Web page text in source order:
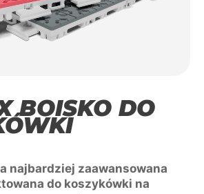
BOISKO DO
najbardziej zaawansowana
do koszykówki na